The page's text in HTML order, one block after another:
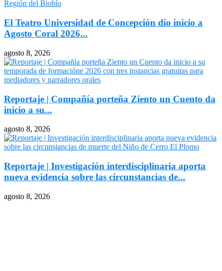
El Teatro Universidad de Concepción dio inicio a
Agosto Coral 2026...
agosto 8, 2026
Reportaje | Compañía porteña Ziento un Cuento da
inicio a su...
agosto 8, 2026
Reportaje | Investigación interdisciplinaria aporta
nueva evidencia sobre las circunstancias de...
agosto 8, 2026